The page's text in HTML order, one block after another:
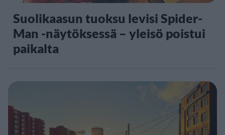
Suolikaasun tuoksu levisi Spider-
Man -näytöksessä – yleisö poistui
paikalta